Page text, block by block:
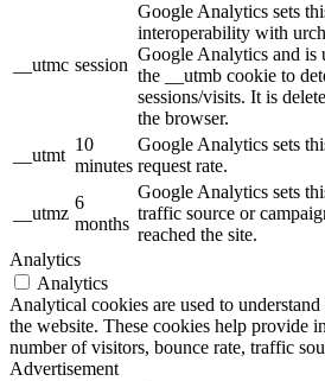
__utmc session
Google Analytics sets
interoperability with
Google Analytics and is
the __utmb cookie to
sessions/visits. It is
the browser.
__utmt
10
minutes
Google Analytics sets
request rate.
__utmz
6
months
Google Analytics sets
traffic source or
reached the site.
Analytics
Analytics
Analytical cookies are used to
the website. These cookies help provide
number of visitors, bounce rate, traffic
Advertisement